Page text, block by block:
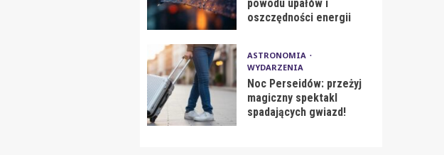
powodu upałów i
oszczędności energii
ASTRONOMIA
WYDARZENIA
Noc Perseidów: przeżyj
magiczny spektakl
spadających gwiazd!